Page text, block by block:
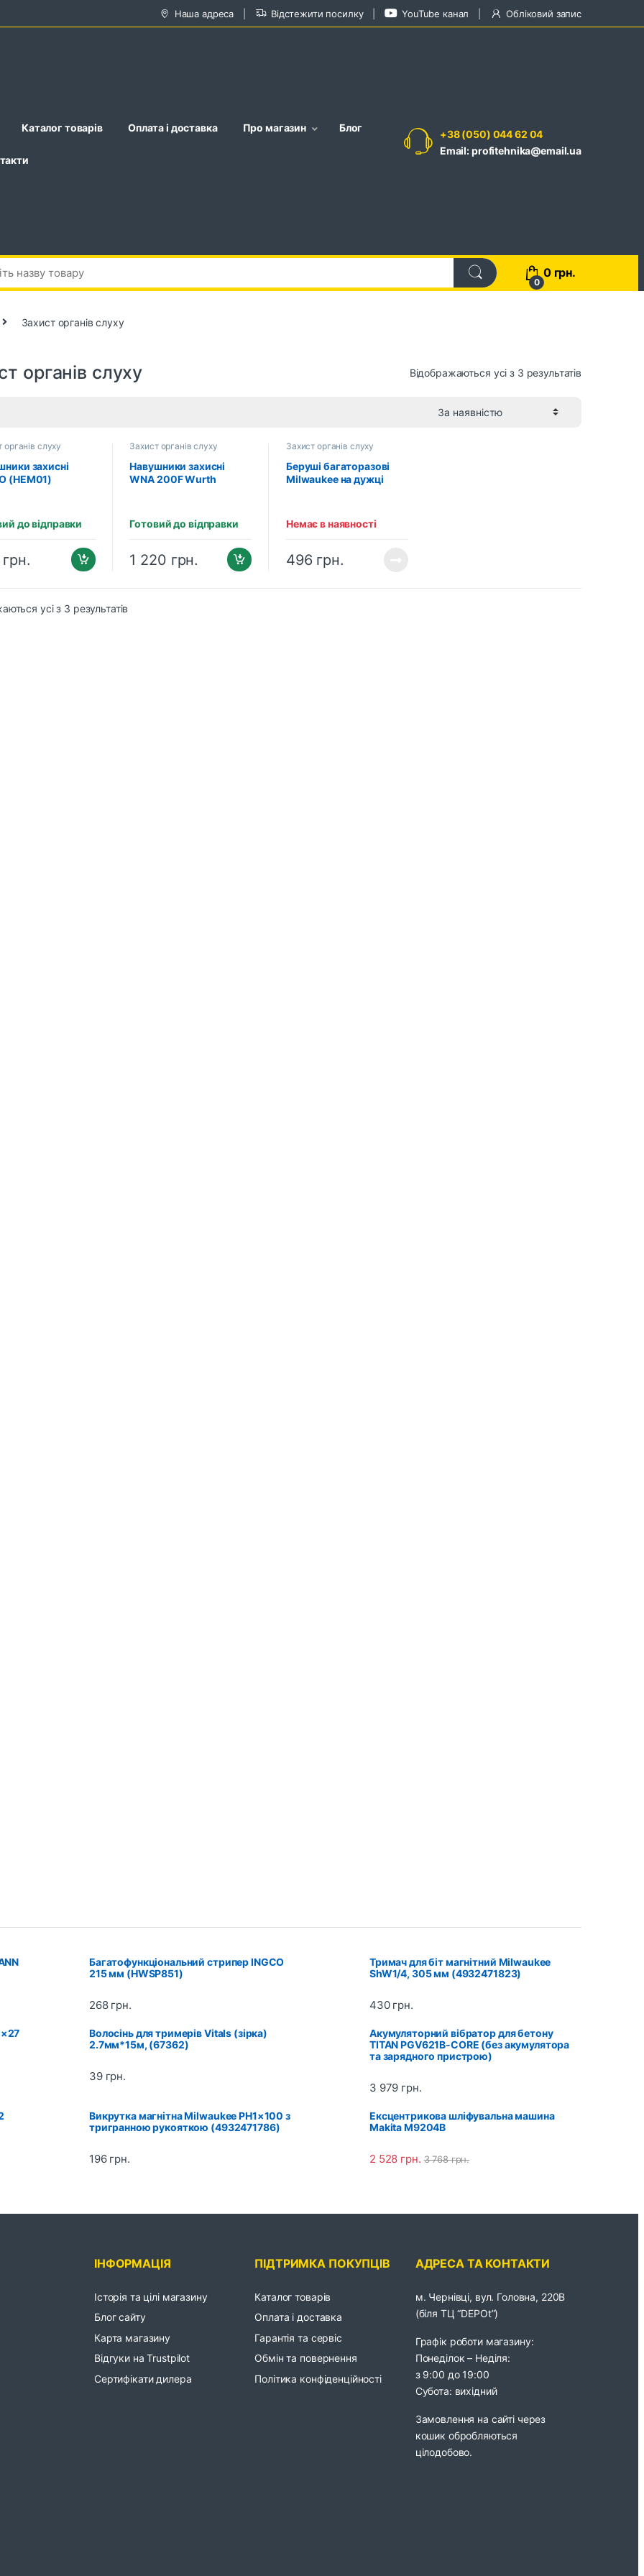
Наша адреса Відстежити посилку YouTube канал Обліковий запис
Каталог товарів Оплата і доставка Про магазин Блог
+38 (050) 044 62 04
Email: profitehnika@email.ua
0
0 грн.
Захист органів слуху
органів слуху Відображаються усі з 3 результатів
органів слуху
захисні
(HEM01)
до відправки
грн.
Захист органів слуху
Навушники захисні
WNA 200F Wurth
Готовий до відправки
1 220 грн.
Захист органів слуху
Беруші багаторазові
Milwaukee на дужці
Немає в наявності
496 грн.
усі з 3 результатів
Багатофункціональний стрипер INGCO
215 мм (HWSP851)
268 грн.
Тримач для біт магнітний Milwaukee
ShW1/4, 305 мм (4932471823)
430 грн.
Волосінь для тримерів Vitals (зiрка)
2.7мм*15м, (67362)
39 грн.
Акумуляторний вібратор для бетону
TITAN PGV621B-CORE (без акумулятора
та зарядного пристрою)
3 979 грн.
Викрутка магнітна Milwaukee PH1×100 з
тригранною рукояткою (4932471786)
196 грн.
Ексцентрикова шліфувальна машина
Makita M9204B
2 528 грн. 3 768грн.
ІНФОРМАЦІЯ
Історія та цілі магазину
Блог сайту
Карта магазину
Відгуки на Trustpilot
Сертифікати дилера
ПІДТРИМКА ПОКУПЦІВ
Каталог товарів
Оплата і доставка
Гарантія та сервіс
Обмін та повернення
Політика конфіденційності
АДРЕСА ТА КОНТАКТИ
м. Чернівці, вул. Головна, 220В
(біля ТЦ “DEPOt”)
Графік роботи магазину:
Понеділок – Неділя:
з 9:00 до 19:00
Субота: вихідний
Замовлення на сайті через
кошик обробляються
цілодобово.